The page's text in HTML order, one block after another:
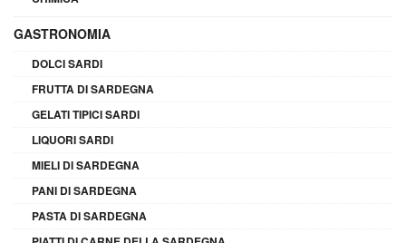
GASTRONOMIA
DOLCI SARDI
FRUTTA DI SARDEGNA
GELATI TIPICI SARDI
LIQUORI SARDI
MIELI DI SARDEGNA
PANI DI SARDEGNA
PASTA DI SARDEGNA